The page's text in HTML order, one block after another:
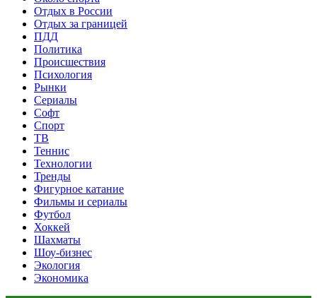
Отдых в России
Отдых за границей
ПДД
Политика
Происшествия
Психология
Рынки
Сериалы
Софт
Спорт
ТВ
Теннис
Технологии
Тренды
Фигурное катание
Фильмы и сериалы
Футбол
Хоккей
Шахматы
Шоу-бизнес
Экология
Экономика